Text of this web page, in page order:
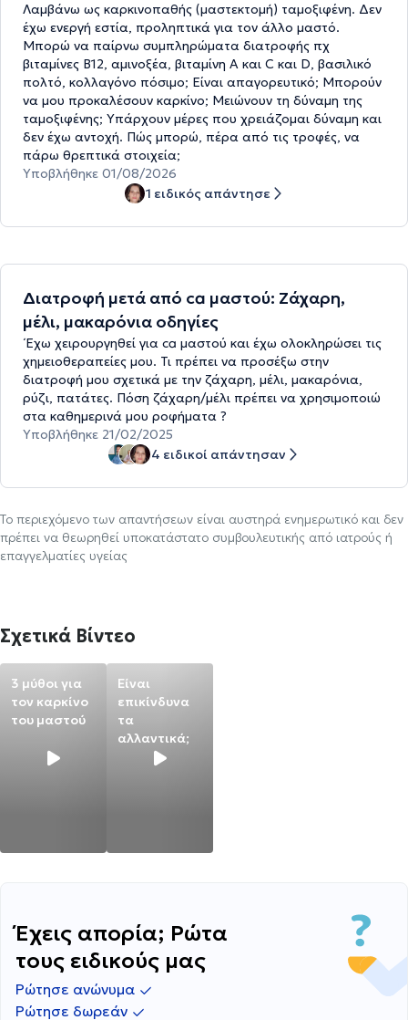
Λαμβάνω ως καρκινοπαθής (μαστεκτομή) ταμοξιφένη. Δεν
έχω ενεργή εστία, προληπτικά για τον άλλο μαστό.
Μπορώ να παίρνω συμπληρώματα διατροφής πχ
βιταμίνες Β12, αμινοξέα, βιταμίνη Α και C και D, βασιλικό
πολτό, κολλαγόνο πόσιμο; Είναι απαγορευτικό; Μπορούν
να μου προκαλέσουν καρκίνο; Μειώνουν τη δύναμη της
ταμοξιφένης; Υπάρχουν μέρες που χρειάζομαι δύναμη και
δεν έχω αντοχή. Πώς μπορώ, πέρα από τις τροφές, να
πάρω θρεπτικά στοιχεία;
Υποβλήθηκε 01/08/2026
1 ειδικός απάντησε
Διατροφή μετά από ca μαστού: Ζάχαρη,
μέλι, μακαρόνια οδηγίες
΄Εχω χειρουργηθεί για ca μαστού και έχω ολοκληρώσει τις
χημειοθεραπείες μου. Τι πρέπει να προσέξω στην
διατροφή μου σχετικά με την ζάχαρη, μέλι, μακαρόνια,
ρύζι, πατάτες. Πόση ζάχαρη/μέλι πρέπει να χρησιμοποιώ
στα καθημερινά μου ροφήματα ?
Υποβλήθηκε 21/02/2025
4 ειδικοί απάντησαν
Το περιεχόμενο των απαντήσεων είναι αυστηρά ενημερωτικό και δεν
πρέπει να θεωρηθεί υποκατάστατο συμβουλευτικής από ιατρούς ή
επαγγελματίες υγείας
Σχετικά Βίντεο
3 μύθοι για
τον καρκίνο
του μαστού
Είναι
επικίνδυνα
τα
αλλαντικά;
Έχεις απορία; Ρώτα
τους ειδικούς μας
Ρώτησε ανώνυμα
Ρώτησε δωρεάν